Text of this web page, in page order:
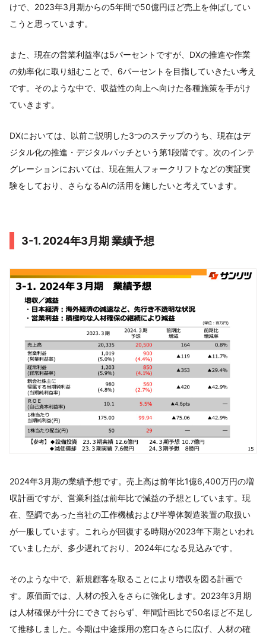
けで、2023年3月期からの5年間で50億円ほど売上を伸ばしてい
こうと思っています。
また、現在の営業利益率は5パーセントですが、DXの推進や作業
の効率化に取り組むことで、6パーセントを目指していきたい考え
です。そのような中で、収益性の向上へ向けた各種施策を手がけ
ていきます。
DXにおいては、以前ご説明した3つのステップのうち、現在はデ
ジタル化の推進・デジタルパッチという第1段階です。次のインテ
グレーションにおいては、現在無人フォークリフトなどの実証実
験をしており、さらなるAIの活用を施したいと考えています。
3-1. 2024年3月期 業績予想
2024年3月期の業績予想です。売上高は前年比1億6,400万円の増
収計画ですが、営業利益は前年比で減益の予想としています。現
在、堅調であった当社の工作機械および半導体製造装置の取扱い
が一服しています。これらが回復する時期が2023年下期といわれ
ていましたが、多少遅れており、2024年になる見込みです。
そのような中で、新規顧客を取ることにより増収を図る計画で
す。原価面では、人材の投入をさらに強化します。2023年3月期
は人材確保が十分にできておらず、年間計画比で50名ほど不足し
て推移しました。今期は中途採用の窓口をさらに広げ、人材の確